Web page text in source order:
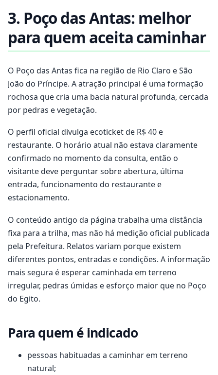
3. Poço das Antas: melhor
para quem aceita caminhar
O Poço das Antas fica na região de Rio Claro e São
João do Príncipe. A atração principal é uma formação
rochosa que cria uma bacia natural profunda, cercada
por pedras e vegetação.
O perfil oficial divulga ecoticket de R$ 40 e
restaurante. O horário atual não estava claramente
confirmado no momento da consulta, então o
visitante deve perguntar sobre abertura, última
entrada, funcionamento do restaurante e
estacionamento.
O conteúdo antigo da página trabalha uma distância
fixa para a trilha, mas não há medição oficial publicada
pela Prefeitura. Relatos variam porque existem
diferentes pontos, entradas e condições. A informação
mais segura é esperar caminhada em terreno
irregular, pedras úmidas e esforço maior que no Poço
do Egito.
Para quem é indicado
pessoas habituadas a caminhar em terreno
natural;